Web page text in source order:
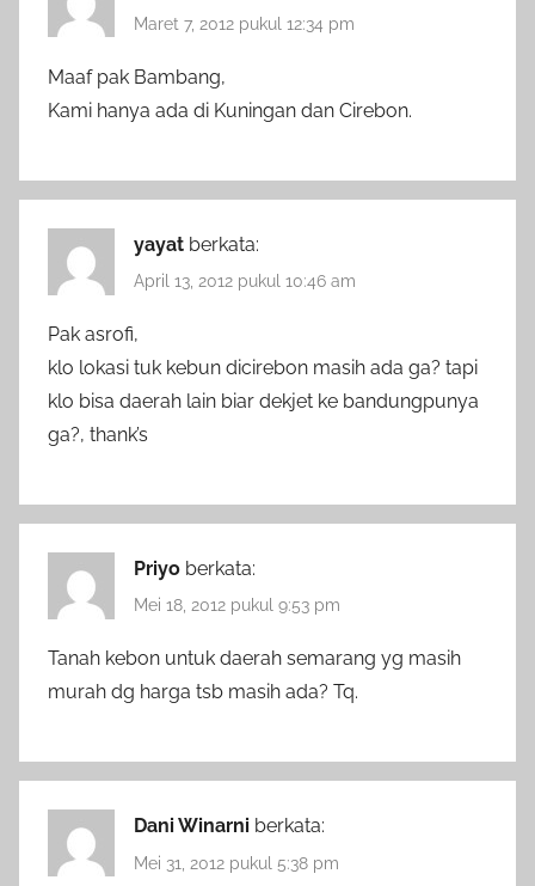
Maret 7, 2012 pukul 12:34 pm
Maaf pak Bambang,
Kami hanya ada di Kuningan dan Cirebon.
yayat berkata:
April 13, 2012 pukul 10:46 am
Pak asrofi,
klo lokasi tuk kebun dicirebon masih ada ga? tapi
klo bisa daerah lain biar dekjet ke bandungpunya
ga?, thank’s
Priyo berkata:
Mei 18, 2012 pukul 9:53 pm
Tanah kebon untuk daerah semarang yg masih
murah dg harga tsb masih ada? Tq.
Dani Winarni berkata:
Mei 31, 2012 pukul 5:38 pm